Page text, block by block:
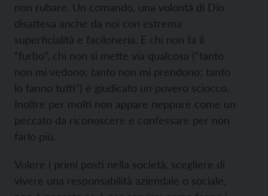
non rubare. Un comando, una volontà di Dio
disattesa anche da noi con estrema
superficialità e faciloneria. E chi non fa il
“furbo”, chi non si mette via qualcosa (“tanto
non mi vedono; tanto non mi prendono; tanto
lo fanno tutti”) è giudicato un povero sciocco.
Inoltre per molti non appare neppure come un
peccato da riconoscere e confessare per non
farlo più.
Volere i primi posti nella società, scegliere di
vivere una responsabilità aziendale o sociale,